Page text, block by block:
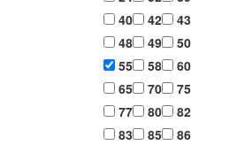
40
42
43
48
49
50
55
58
60
65
70
75
77
80
82
83
85
86